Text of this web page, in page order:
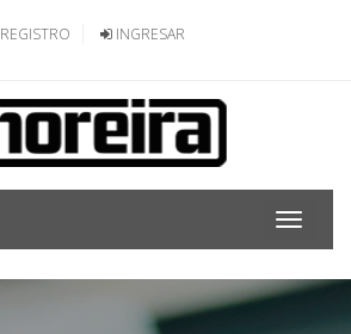
REGISTRO INGRESAR
Toggle